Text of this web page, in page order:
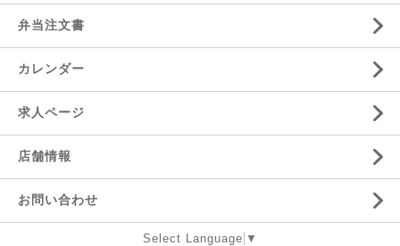
弁当注文書
カレンダー
求人ページ
店舗情報
お問い合わせ
Select Language ▼